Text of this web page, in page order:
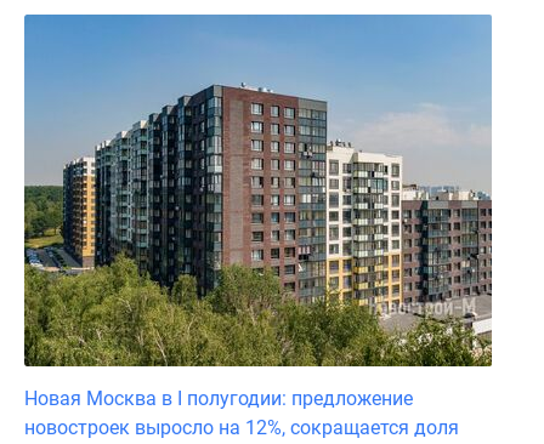
Новая Москва в I полугодии: предложение
новостроек выросло на 12%, сокращается доля